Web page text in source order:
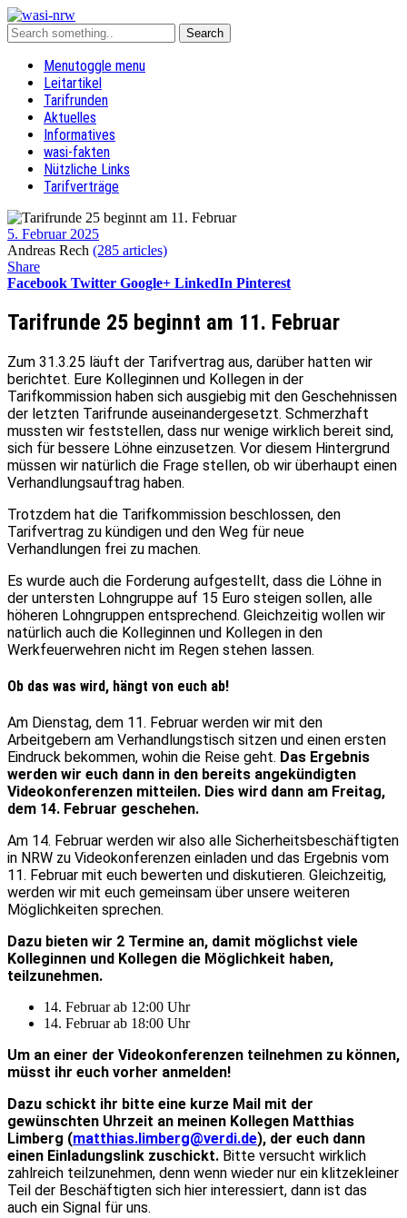
Menutoggle menu
Leitartikel
Tarifrunden
Aktuelles
Informatives
wasi-fakten
Nützliche Links
Tarifverträge
5. Februar 2025
Andreas Rech (285 articles)
Share
Facebook Twitter Google+ LinkedIn Pinterest
Tarifrunde 25 beginnt am 11. Februar
Zum 31.3.25 läuft der Tarifvertrag aus, darüber hatten wir
berichtet. Eure Kolleginnen und Kollegen in der
Tarifkommission haben sich ausgiebig mit den Geschehnissen
der letzten Tarifrunde auseinandergesetzt. Schmerzhaft
mussten wir feststellen, dass nur wenige wirklich bereit sind,
sich für bessere Löhne einzusetzen. Vor diesem Hintergrund
müssen wir natürlich die Frage stellen, ob wir überhaupt einen
Verhandlungsauftrag haben.
Trotzdem hat die Tarifkommission beschlossen, den
Tarifvertrag zu kündigen und den Weg für neue
Verhandlungen frei zu machen.
Es wurde auch die Forderung aufgestellt, dass die Löhne in
der untersten Lohngruppe auf 15 Euro steigen sollen, alle
höheren Lohngruppen entsprechend. Gleichzeitig wollen wir
natürlich auch die Kolleginnen und Kollegen in den
Werkfeuerwehren nicht im Regen stehen lassen.
Ob das was wird, hängt von euch ab!
Am Dienstag, dem 11. Februar werden wir mit den
Arbeitgebern am Verhandlungstisch sitzen und einen ersten
Eindruck bekommen, wohin die Reise geht. Das Ergebnis
werden wir euch dann in den bereits angekündigten
Videokonferenzen mitteilen. Dies wird dann am Freitag,
dem 14. Februar geschehen.
Am 14. Februar werden wir also alle Sicherheitsbeschäftigten
in NRW zu Videokonferenzen einladen und das Ergebnis vom
11. Februar mit euch bewerten und diskutieren. Gleichzeitig,
werden wir mit euch gemeinsam über unsere weiteren
Möglichkeiten sprechen.
Dazu bieten wir 2 Termine an, damit möglichst viele
Kolleginnen und Kollegen die Möglichkeit haben,
teilzunehmen.
14. Februar ab 12:00 Uhr
14. Februar ab 18:00 Uhr
Um an einer der Videokonferenzen teilnehmen zu können,
müsst ihr euch vorher anmelden!
Dazu schickt ihr bitte eine kurze Mail mit der
gewünschten Uhrzeit an meinen Kollegen Matthias
Limberg (matthias.limberg@verdi.de), der euch dann
einen Einladungslink zuschickt. Bitte versucht wirklich
zahlreich teilzunehmen, denn wenn wieder nur ein klitzekleiner
Teil der Beschäftigten sich hier interessiert, dann ist das
auch ein Signal für uns.